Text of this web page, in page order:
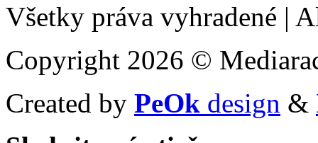
Všetky práva vyhradené |
Copyright 2026 ©
Created by PeOk design &